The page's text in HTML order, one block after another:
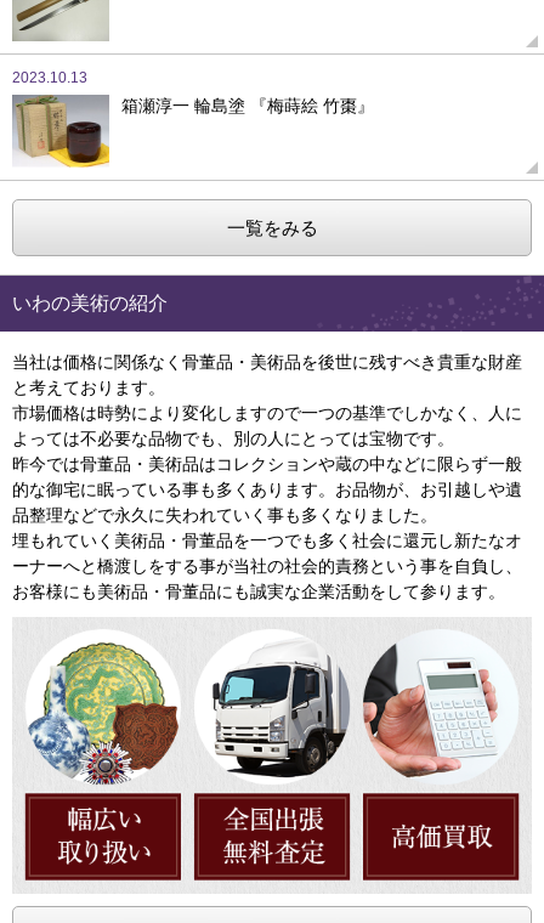
2023.10.13
箱瀬淳一 輪島塗 『梅蒔絵 竹棗』
一覧をみる
いわの美術の紹介
当社は価格に関係なく骨董品・美術品を後世に残すべき貴重な財産
と考えております。
市場価格は時勢により変化しますので一つの基準でしかなく、人に
よっては不必要な品物でも、別の人にとっては宝物です。
昨今では骨董品・美術品はコレクションや蔵の中などに限らず一般
的な御宅に眠っている事も多くあります。お品物が、お引越しや遺
品整理などで永久に失われていく事も多くなりました。
埋もれていく美術品・骨董品を一つでも多く社会に還元し新たなオ
ーナーへと橋渡しをする事が当社の社会的責務という事を自負し、
お客様にも美術品・骨董品にも誠実な企業活動をして参ります。